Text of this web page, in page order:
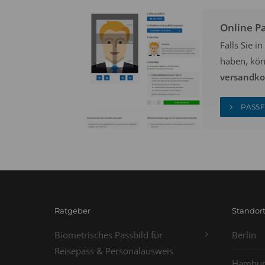
Online
Falls Sie
haben,
Ratgeber
Biometrisches Passbild für
Reisepass & Personalausweis
Berlin